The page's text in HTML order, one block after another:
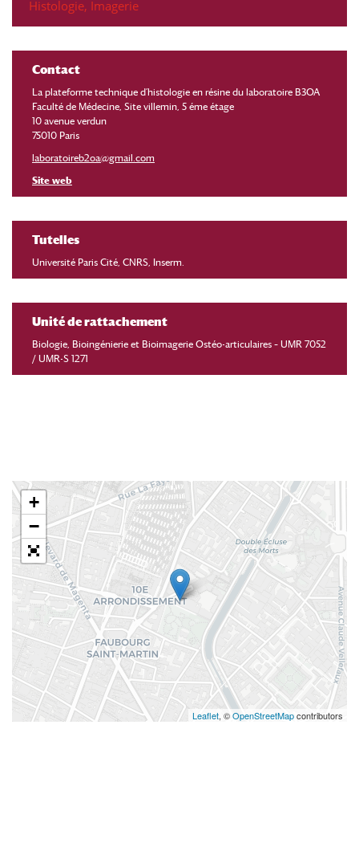
Histologie, Imagerie
Contact
La plateforme technique d’histologie en résine du laboratoire B3OA
Faculté de Médecine, Site villemin, 5 éme étage
10 avenue verdun
75010 Paris
laboratoireb2oa@gmail.com
Site web
Tutelles
Université Paris Cité, CNRS, Inserm.
Unité de rattachement
Biologie, Bioingénierie et Bioimagerie Ostéo-articulaires – UMR 7052
/ UMR-S 1271
+
−
Leaflet, ©OpenStreetMapcontributors